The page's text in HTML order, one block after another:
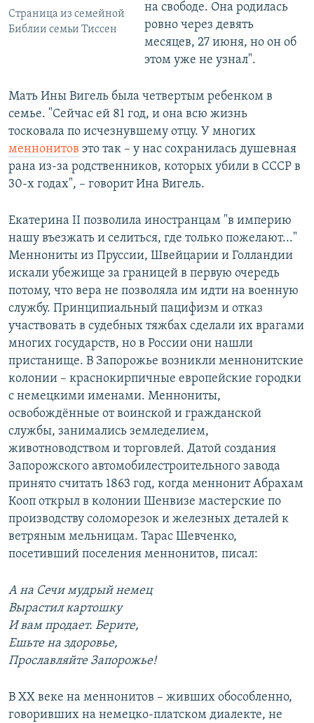
Страница из семейной
Библии семьи Тиссен
на свободе. Она родилась
ровно через девять
месяцев, 27 июня, но он об
этом уже не узнал".
Мать Ины Вигель была четвертым ребенком в
семье. "Сейчас ей 81 год, и она всю жизнь
тосковала по исчезнувшему отцу. У многих
меннонитов это так – у нас сохранилась душевная
рана из-за родственников, которых убили в СССР в
30-х годах", – говорит Ина Вигель.
Екатерина II позволила иностранцам "в империю
нашу въезжать и селиться, где только пожелают..."
Меннониты из Пруссии, Швейцарии и Голландии
искали убежище за границей в первую очередь
потому, что вера не позволяла им идти на военную
службу. Принципиальный пацифизм и отказ
участвовать в судебных тяжбах сделали их врагами
многих государств, но в России они нашли
пристанище. В Запорожье возникли меннонитские
колонии – краснокирпичные европейские городки
с немецкими именами. Меннониты,
освобождённые от воинской и гражданской
службы, занимались земледелием,
животноводством и торговлей. Датой создания
Запорожского автомобилестроительного завода
принято считать 1863 год, когда меннонит Абрахам
Кооп открыл в колонии Шенвизе мастерские по
производству соломорезок и железных деталей к
ветряным мельницам. Тарас Шевченко,
посетивший поселения меннонитов, писал:
А на Сечи мудрый немец
Вырастил картошку
И вам продает. Берите,
Ешьте на здоровье,
Прославляйте Запорожье!
В XX веке на меннонитов – живших обособленно,
говоривших на немецко-платском диалекте, не